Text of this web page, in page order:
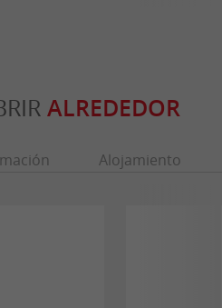
ALREDEDOR
Alojamiento